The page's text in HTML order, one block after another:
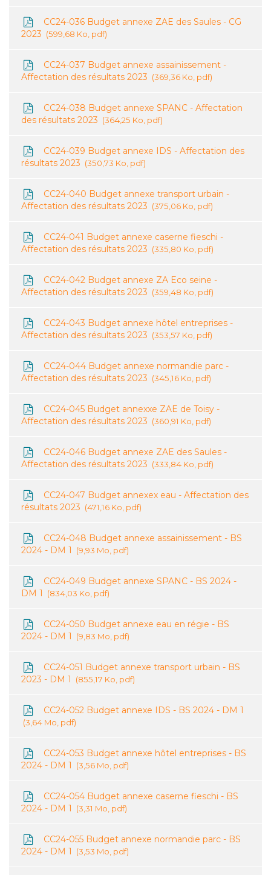
CC24-036 Budget annexe ZAE des Saules - CG
2023
599,68 Ko, pdf
CC24-037 Budget annexe assainissement -
Affectation des résultats 2023
369,36 Ko, pdf
CC24-038 Budget annexe SPANC - Affectation
des résultats 2023
364,25 Ko, pdf
CC24-039 Budget annexe IDS - Affectation des
résultats 2023
350,73 Ko, pdf
CC24-040 Budget annexe transport urbain -
Affectation des résultats 2023
375,06 Ko, pdf
CC24-041 Budget annexe caserne fieschi -
Affectation des résultats 2023
335,80 Ko, pdf
CC24-042 Budget annexe ZA Eco seine -
Affectation des résultats 2023
359,48 Ko, pdf
CC24-043 Budget annexe hôtel entreprises -
Affectation des résultats 2023
353,57 Ko, pdf
CC24-044 Budget annexe normandie parc -
Affectation des résultats 2023
345,16 Ko, pdf
CC24-045 Budget annexxe ZAE de Toisy -
Affectation des résultats 2023
360,91 Ko, pdf
CC24-046 Budget annexe ZAE des Saules -
Affectation des résultats 2023
333,84 Ko, pdf
CC24-047 Budget annexex eau - Affectation des
résultats 2023
471,16 Ko, pdf
CC24-048 Budget annexe assainissement - BS
2024 - DM 1
9,93 Mo, pdf
CC24-049 Budget annexe SPANC - BS 2024 -
DM 1
834,03 Ko, pdf
CC24-050 Budget annexe eau en régie - BS
2024 - DM 1
9,83 Mo, pdf
CC24-051 Budget annexe transport urbain - BS
2023 - DM 1
855,17 Ko, pdf
CC24-052 Budget annexe IDS - BS 2024 - DM 1
3,64 Mo, pdf
CC24-053 Budget annexe hôtel entreprises - BS
2024 - DM 1
3,56 Mo, pdf
CC24-054 Budget annexe caserne fieschi - BS
2024 - DM 1
3,31 Mo, pdf
CC24-055 Budget annexe normandie parc - BS
2024 - DM 1
3,53 Mo, pdf